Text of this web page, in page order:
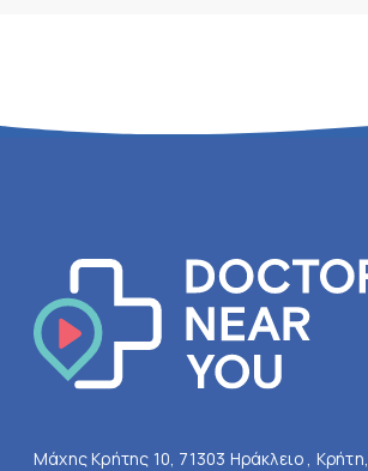
Μάχης Κρήτης 10, 71303 Ηράκλειο ,